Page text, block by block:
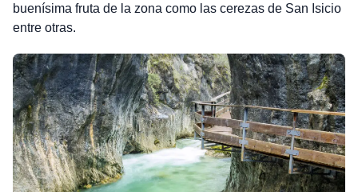
buenísima fruta de la zona como las cerezas de San Isicio
entre otras.